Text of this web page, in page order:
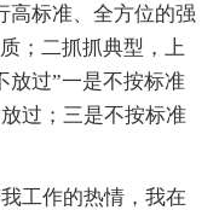
高标准、全方位的强
；二抓抓典型，上
放过”一是不按标准
过；三是不按标准
工作的热情，我在